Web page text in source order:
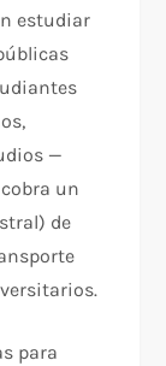
estudiar
—
un
de
para